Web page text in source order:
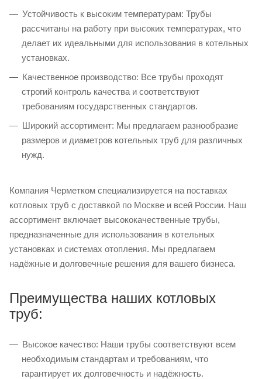
Устойчивость к высоким температурам: Трубы
рассчитаны на работу при высоких температурах, что
делает их идеальными для использования в котельных
установках.
Качественное производство: Все трубы проходят
строгий контроль качества и соответствуют
требованиям государственных стандартов.
Широкий ассортимент: Мы предлагаем разнообразие
размеров и диаметров котельных труб для различных
нужд.
Компания Черметком специализируется на поставках
котловых труб с доставкой по Москве и всей России. Наш
ассортимент включает высококачественные трубы,
предназначенные для использования в котельных
установках и системах отопления. Мы предлагаем
надёжные и долговечные решения для вашего бизнеса.
Преимущества наших котловых
труб:
Высокое качество: Наши трубы соответствуют всем
необходимым стандартам и требованиям, что
гарантирует их долговечность и надёжность.